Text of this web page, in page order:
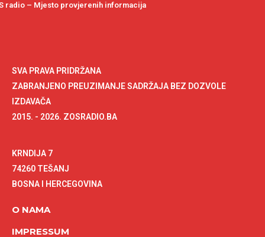
radio – Mjesto provjerenih informacija
SVA PRAVA PRIDRŽANA
ZABRANJENO PREUZIMANJE SADRŽAJA BEZ DOZVOLE
IZDAVAČA
2015. - 2026. ZOSRADIO.BA
KRNDIJA 7
74260 TEŠANJ
BOSNA I HERCEGOVINA
O NAMA
IMPRESSUM